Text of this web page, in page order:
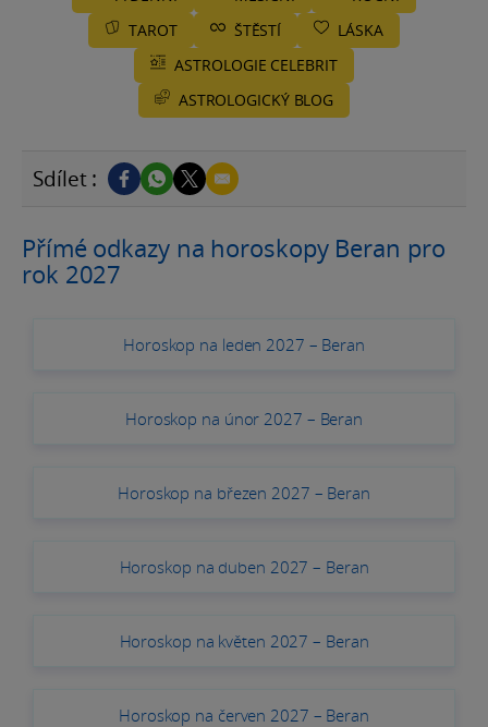
TAROT
ŠTĚSTÍ
LÁSKA
ASTROLOGIE CELEBRIT
ASTROLOGICKÝ BLOG
Sdílet :
Přímé odkazy na horoskopy Beran pro
rok 2027
Horoskop na leden 2027 – Beran
Horoskop na únor 2027 – Beran
Horoskop na březen 2027 – Beran
Horoskop na duben 2027 – Beran
Horoskop na květen 2027 – Beran
Horoskop na červen 2027 – Beran